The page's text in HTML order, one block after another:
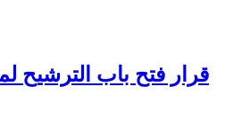
قرار فتح باب الترشيح